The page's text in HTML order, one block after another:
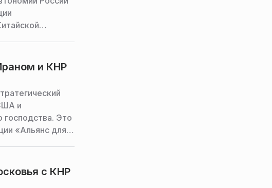
и КНР
и
господства. Это
«Альянс для
с КНР